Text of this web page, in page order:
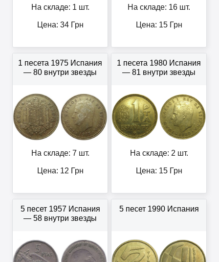
На складе: 1 шт.
Цена: 34Грн
На складе: 16 шт.
Цена: 15Грн
1 песета 1975 Испания
— 80 внутри звезды
На складе: 7 шт.
Цена: 12 Грн
1 песета 1980 Испания
— 81 внутри звезды
На складе: 2 шт.
Цена: 15Грн
5 песет 1957 Испания
— 58 внутри звезды
5 песет 1990 Испания